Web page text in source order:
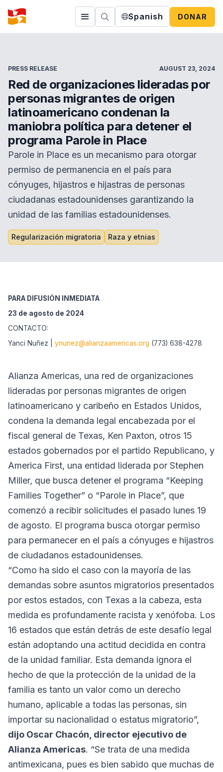
Spanish DONAR
PRESS RELEASE AUGUST 23, 2024
Red de organizaciones lideradas por
personas migrantes de origen
latinoamericano condenan la
maniobra política para detener el
programa Parole in Place
Parole in Place es un mecanismo para otorgar
permiso de permanencia en el país para
cónyuges, hijastros e hijastras de personas
ciudadanas estadounidenses garantizando la
unidad de las familias estadounidenses.
Regularización migratoria Raza y etnias
PARA DIFUSIÓN INMEDIATA
23 de agosto de 2024
CONTACTO:
Yanci Nuñez | ynunez@alianzaamericas.org (773) 638-4278
Alianza Americas, una red de organizaciones
lideradas por personas migrantes de origen
latinoamericano y caribeño en Estados Unidos,
condena la demanda legal encabezada por el
fiscal general de Texas, Ken Paxton, otros 15
estados gobernados por el partido Republicano, y
America First, una entidad liderada por Stephen
Miller, que busca detener el programa “Keeping
Families Together” o “Parole in Place”, que
comenzó a recibir solicitudes el pasado lunes 19
de agosto. El programa busca otorgar permiso
para permanecer en el país a cónyuges e hijastros
de ciudadanos estadounidenses.
“Como ha sido el caso con la mayoría de las
demandas sobre asuntos migratorios presentados
por estos estados, con Texas a la cabeza, esta
medida es profundamente racista y xenófoba. Los
16 estados que están detrás de este desafío legal
están adoptando una actitud decidida en contra
de la unidad familiar. Esta demanda ignora el
hecho de que la protección de la unidad de la
familia es tanto un valor como un derecho
humano, aplicable a todas las personas, sin
importar su nacionalidad o estatus migratorio”,
dijo Oscar Chacón, director ejecutivo de
Alianza Americas. “Se trata de una medida
antimexicana, pues es bien sabido que muchas de